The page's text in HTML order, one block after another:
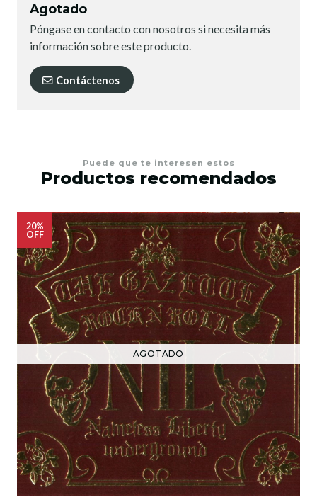
Agotado
Póngase en contacto con nosotros si necesita más
información sobre este producto.
Contáctenos
Puede que te interesen estos
Productos recomendados
20%
OFF
AGOTADO